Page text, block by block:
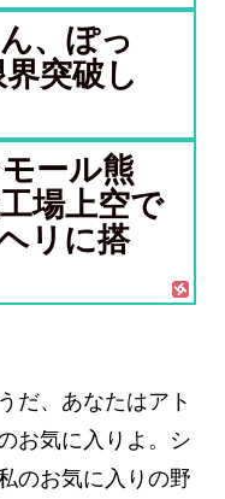
、ぽっ
突破し
ール熊
場上空で
リに搭
だ、あなたはアト
お気に入りよ。シ
のお気に入りの野